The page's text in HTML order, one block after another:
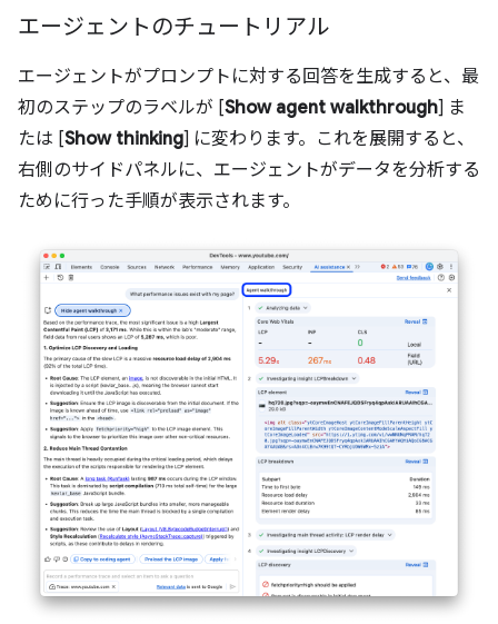
エージェントのチュートリアル
エージェントがプロンプトに対する回答を生成すると、最
初のステップのラベルが [Show agent walkthrough] ま
たは [Show thinking] に変わります。これを展開すると、
右側のサイドパネルに、エージェントがデータを分析する
ために行った手順が表示されます。